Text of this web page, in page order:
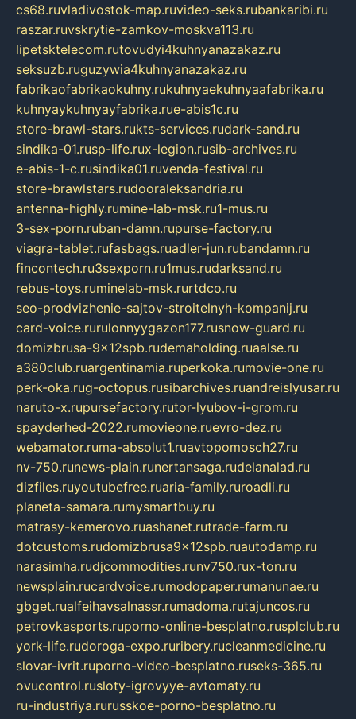
cs68.ruvladivostok-map.ruvideo-seks.rubankaribi.ru
raszar.ruvskrytie-zamkov-moskva113.ru
lipetsktelecom.rutovudyi4kuhnyanazakaz.ru
seksuzb.ruguzywia4kuhnyanazakaz.ru
fabrikaofabrikaokuhny.rukuhnyaekuhnyaafabrika.ru
kuhnyaykuhnyayfabrika.rue-abis1c.ru
store-brawl-stars.rukts-services.rudark-sand.ru
sindika-01.rusp-life.rux-legion.rusib-archives.ru
e-abis-1-c.rusindika01.ruvenda-festival.ru
store-brawlstars.rudooraleksandria.ru
antenna-highly.rumine-lab-msk.ru1-mus.ru
3-sex-porn.ruban-damn.rupurse-factory.ru
viagra-tablet.rufasbags.ruadler-jun.rubandamn.ru
fincontech.ru3sexporn.ru1mus.rudarksand.ru
rebus-toys.ruminelab-msk.rurtdco.ru
seo-prodvizhenie-sajtov-stroitelnyh-kompanij.ru
card-voice.rurulonnyygazon177.rusnow-guard.ru
domizbrusa-9x12spb.rudemaholding.ruaalse.ru
a380club.ruargentinamia.ruperkoka.rumovie-one.ru
perk-oka.rug-octopus.rusibarchives.ruandreislyusar.ru
naruto-x.rupursefactory.rutor-lyubov-i-grom.ru
spayderhed-2022.rumovieone.ruevro-dez.ru
webamator.ruma-absolut1.ruavtopomosch27.ru
nv-750.runews-plain.runertansaga.rudelanalad.ru
dizfiles.ruyoutubefree.ruaria-family.ruroadli.ru
planeta-samara.rumysmartbuy.ru
matrasy-kemerovo.ruashanet.rutrade-farm.ru
dotcustoms.rudomizbrusa9x12spb.ruautodamp.ru
narasimha.rudjcommodities.runv750.rux-ton.ru
newsplain.rucardvoice.rumodopaper.rumanunae.ru
gbget.rualfeihavsalnassr.rumadoma.rutajuncos.ru
petrovkasports.ruporno-online-besplatno.rusplclub.ru
york-life.rudoroga-expo.ruribery.rucleanmedicine.ru
slovar-ivrit.ruporno-video-besplatno.ruseks-365.ru
ovucontrol.rusloty-igrovyye-avtomaty.ru
ru-industriya.rurusskoe-porno-besplatno.ru